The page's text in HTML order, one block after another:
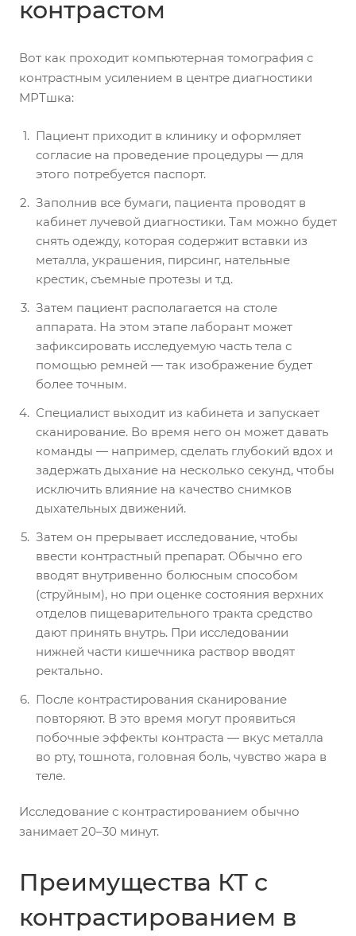
контрастом
Вот как проходит компьютерная томография с
контрастным усилением в центре диагностики
МРТшка:
Пациент приходит в клинику и оформляет
согласие на проведение процедуры — для
этого потребуется паспорт.
Заполнив все бумаги, пациента проводят в
кабинет лучевой диагностики. Там можно будет
снять одежду, которая содержит вставки из
металла, украшения, пирсинг, нательные
крестик, съемные протезы и т.д.
Затем пациент располагается на столе
аппарата. На этом этапе лаборант может
зафиксировать исследуемую часть тела с
помощью ремней — так изображение будет
более точным.
Специалист выходит из кабинета и запускает
сканирование. Во время него он может давать
команды — например, сделать глубокий вдох и
задержать дыхание на несколько секунд, чтобы
исключить влияние на качество снимков
дыхательных движений.
Затем он прерывает исследование, чтобы
ввести контрастный препарат. Обычно его
вводят внутривенно болюсным способом
(струйным), но при оценке состояния верхних
отделов пищеварительного тракта средство
дают принять внутрь. При исследовании
нижней части кишечника раствор вводят
ректально.
После контрастирования сканирование
повторяют. В это время могут проявиться
побочные эффекты контраста — вкус металла
во рту, тошнота, головная боль, чувство жара в
теле.
Исследование с контрастированием обычно
занимает 20–30 минут.
Преимущества КТ с
контрастированием в